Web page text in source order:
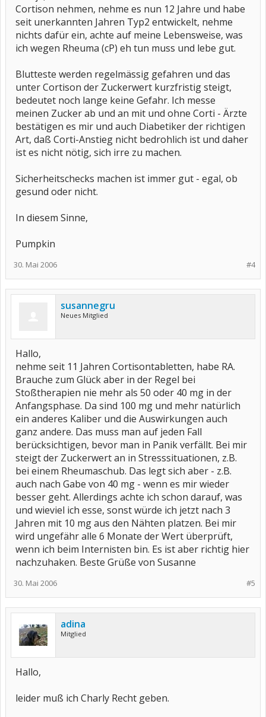
Cortison nehmen, nehme es nun 12 Jahre und habe
seit unerkannten Jahren Typ2 entwickelt, nehme
nichts dafür ein, achte auf meine Lebensweise, was
ich wegen Rheuma (cP) eh tun muss und lebe gut.
Blutteste werden regelmässig gefahren und das
unter Cortison der Zuckerwert kurzfristig steigt,
bedeutet noch lange keine Gefahr. Ich messe
meinen Zucker ab und an mit und ohne Corti - Ärzte
bestätigen es mir und auch Diabetiker der richtigen
Art, daß Corti-Anstieg nicht bedrohlich ist und daher
ist es nicht nötig, sich irre zu machen.
Sicherheitschecks machen ist immer gut - egal, ob
gesund oder nicht.
In diesem Sinne,
Pumpkin
#4
30. Mai 2006
susannegru
Neues Mitglied
Hallo,
nehme seit 11 Jahren Cortisontabletten, habe RA.
Brauche zum Glück aber in der Regel bei
Stoßtherapien nie mehr als 50 oder 40 mg in der
Anfangsphase. Da sind 100 mg und mehr natürlich
ein anderes Kaliber und die Auswirkungen auch
ganz andere. Das muss man auf jeden Fall
berücksichtigen, bevor man in Panik verfällt. Bei mir
steigt der Zuckerwert an in Stresssituationen, z.B.
bei einem Rheumaschub. Das legt sich aber - z.B.
auch nach Gabe von 40 mg - wenn es mir wieder
besser geht. Allerdings achte ich schon darauf, was
und wieviel ich esse, sonst würde ich jetzt nach 3
Jahren mit 10 mg aus den Nähten platzen. Bei mir
wird ungefähr alle 6 Monate der Wert überprüft,
wenn ich beim Internisten bin. Es ist aber richtig hier
nachzuhaken. Beste Grüße von Susanne
#5
30. Mai 2006
adina
Mitglied
Hallo,
leider muß ich Charly Recht geben.